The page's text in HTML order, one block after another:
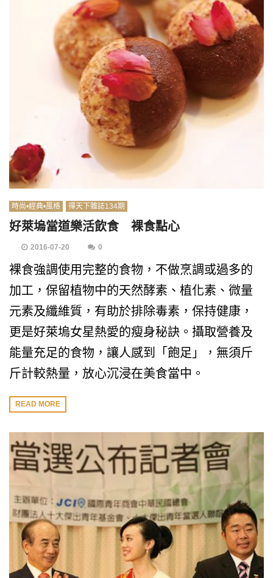
時尚•經典•風格 禪天下雜誌134期
好萊塢當道樂活飲食 裸食點心
2016-07-20 0
裸食強調使用完整的食物，不做烹調或過多的
加工，保留植物中的天然酵素、植化素、微量
元素及纖維質，有助於排除毒素，保持健康，
更是好萊塢女星熱愛的瘦身秘訣。攝取營養及
能量充足的食物，讓人感到「飽足」，無須斤
斤計較熱量，放心沉浸在美食當中。
READ MORE